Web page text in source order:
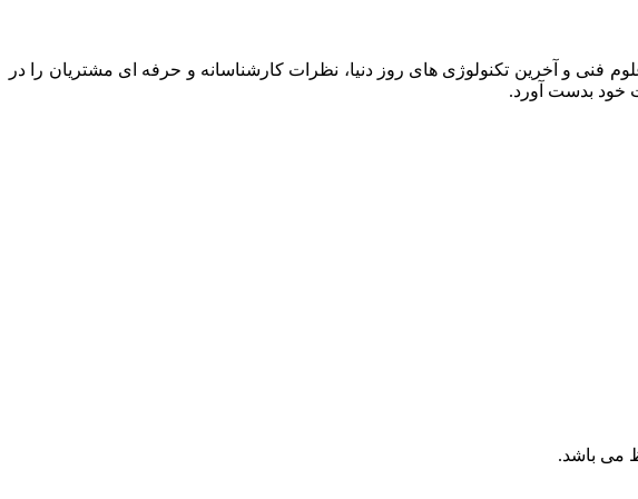
فنی و آخرین تکنولوژی های روز دنیا، نظرات کارشناسانه و حرفه ای مشتریان را در
خود بدست آورد.
می باشد.